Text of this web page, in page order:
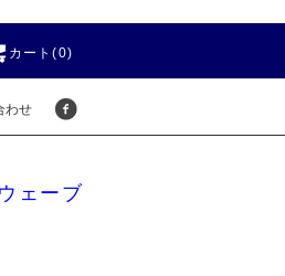
カート(0)
わせ
ェーブ